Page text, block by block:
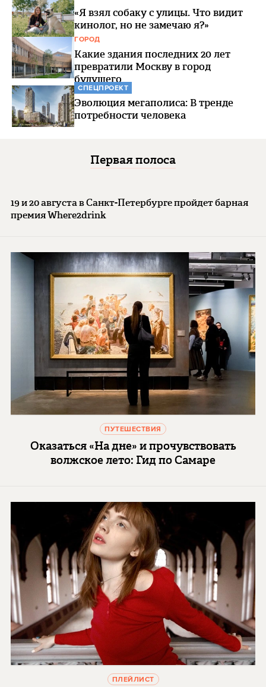
«Я взял собаку с улицы. Что видит
кинолог, но не замечаю я?»
ГОРОД
Какие здания последних 20 лет
превратили Москву в город
будущего
СПЕЦПРОЕКТ
Эволюция мегаполиса: В тренде
потребности человека
Первая полоса
19 и 20 августа в Санкт-Петербурге пройдет барная
премия Where2drink
ПУТЕШЕСТВИЯ
Оказаться «На дне» и прочувствовать
волжское лето: Гид по Самаре
ПЛЕЙЛИСТ